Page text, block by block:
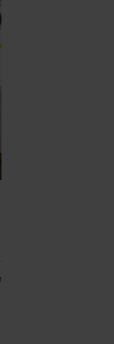
approx. 17 working
site catering that is
time